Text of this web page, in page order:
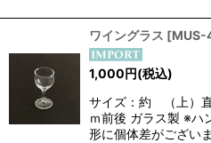
ワイングラス [MUS-
1,000円(税込)
サイズ：約 （上）
ｍ前後 ガラス製 ※ハ
形に個体差がござい